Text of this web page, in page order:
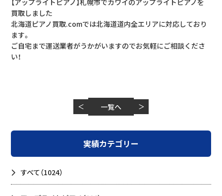
買取しました
北海道ピアノ買取.comでは北海道道内全エリアに対応しており
ます。
ご自宅まで運送業者がうかがいますのでお気軽にご相談くださ
い！
＜ 一覧へ ＞
実績カテゴリー
すべて（1024）